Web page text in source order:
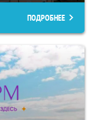
ПОДРОБНЕЕ